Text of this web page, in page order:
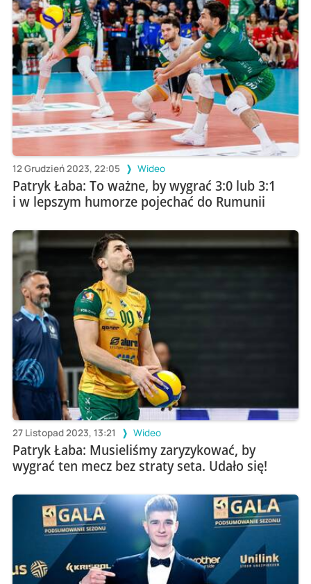
12 Grudzień 2023, 22:05 Wideo
Patryk Łaba: To ważne, by wygrać 3:0 lub 3:1
i w lepszym humorze pojechać do Rumunii
27 Listopad 2023, 13:21 Wideo
Patryk Łaba: Musieliśmy zaryzykować, by
wygrać ten mecz bez straty seta. Udało się!